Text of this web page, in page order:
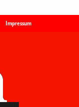
Impressum